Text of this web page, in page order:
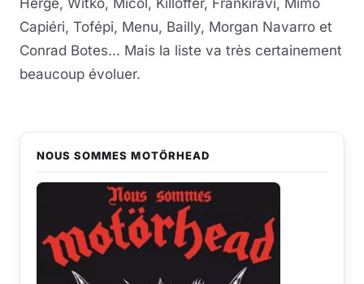
Hergé, Witko, Micol, Killoffer, Frankiravi, Mimo
Capiéri, Tofépi, Menu, Bailly, Morgan Navarro et
Conrad Botes... Mais la liste va très certainement
beaucoup évoluer.
NOUS SOMMES MOTÖRHEAD